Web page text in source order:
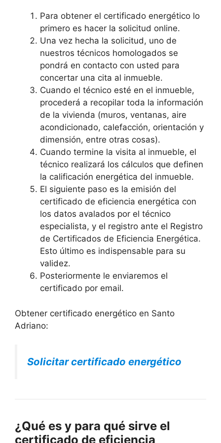
Para obtener el certificado energético lo
primero es hacer la solicitud online.
Una vez hecha la solicitud, uno de
nuestros técnicos homologados se
pondrá en contacto con usted para
concertar una cita al inmueble.
Cuando el técnico esté en el inmueble,
procederá a recopilar toda la información
de la vivienda (muros, ventanas, aire
acondicionado, calefacción, orientación y
dimensión, entre otras cosas).
Cuando termine la visita al inmueble, el
técnico realizará los cálculos que definen
la calificación energética del inmueble.
El siguiente paso es la emisión del
certificado de eficiencia energética con
los datos avalados por el técnico
especialista, y el registro ante el Registro
de Certificados de Eficiencia Energética.
Esto último es indispensable para su
validez.
Posteriormente le enviaremos el
certificado por email.
Obtener certificado energético en Santo
Adriano:
Solicitar certificado energético
¿Qué es y para qué sirve el
certificado de eficiencia